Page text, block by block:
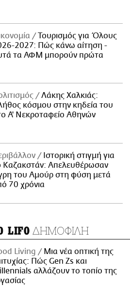
Τουρισμός για Όλους
2027: Πώς κάνω αίτηση -
τα ΑΦΜ μπορούν πρώτα
Λάκης Χαλκιάς:
κόσμου στην κηδεία του
Α' Νεκροταφείο Αθηνών
Ιστορική στιγμή για
Καζακστάν: Απελευθέρωσαν
του Αμούρ στη φύση μετά
70 χρόνια
LIFO ΔΗΜΟΦΙΛΗ
Living
Μια νέα οπτική της
Πώς Gen Zs και
αλλάζουν το τοπίο της